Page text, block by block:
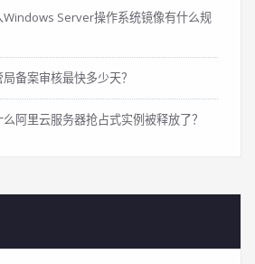
Windows Server操作系统镜像有什么规
备案审核最快多少天？
阿里云服务器抢占式实例被释放了？